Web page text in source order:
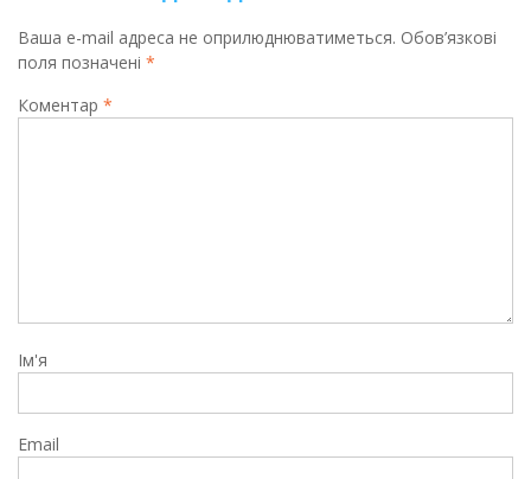
Ваша e-mail адреса не оприлюднюватиметься. Обов’язкові
поля позначені *
Коментар *
Ім'я
Email